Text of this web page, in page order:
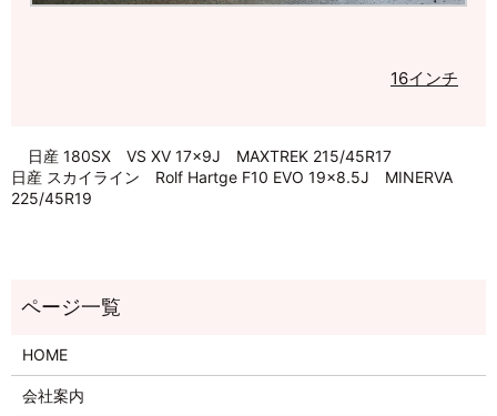
16インチ
日産 180SX VS XV 17×9J MAXTREK 215/45R17
日産 スカイライン Rolf Hartge F10 EVO 19×8.5J MINERVA
225/45R19
HOME
会社案内